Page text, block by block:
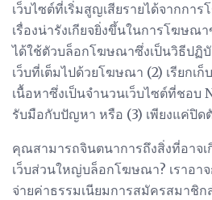
เว็บไซต์ที่เริ่มสูญเสียรายได้จากกา
เรื่องน่ารังเกียจยิ่งขึ้นในการโฆษณ
ได้ใช้ตัวบล็อกโฆษณาซึ่งเป็นวิธีปฏิ
เว็บที่เต็มไปด้วยโฆษณา (2) เรียกเ
เนื้อหาซึ่งเป็นจำนวนเว็บไซต์ที่ชอบ
รับมือกับปัญหา หรือ (3) เพียงแค่ปิด
คุณสามารถจินตนาการถึงสิ่งที่อาจ
เว็บส่วนใหญ่บล็อกโฆษณา? เราอา
จ่ายค่าธรรมเนียมการสมัครสมาชิ